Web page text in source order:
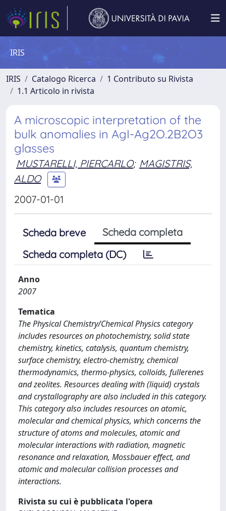
IRIS
IRIS Catalogo Ricerca
1 Contributo su Rivista
1.1 Articolo in rivista
A microscopic interpretation of the
bulk anomalies in AgI-Ag2O.2B2O3
glasses
MUSTARELLI, PIERCARLO; MAGISTRIS,
ALDO
2007-01-01
Scheda breve
Scheda completa
Scheda completa (DC)
Anno
2007
Tematica
The Physical Chemistry/Chemical Physics category
includes resources on photochemistry, solid state
chemistry, kinetics, catalysis, quantum chemistry,
surface chemistry, electro-chemistry, chemical
thermodynamics, thermo-physics, colloids, fullerenes
and zeolites. Resources dealing with (liquid) crystals
and crystallography are also included in this category.
This category also includes resources on atomic,
molecular and chemical physics, which concerns the
structure of atoms and molecules, atomic and
molecular interactions with radiation, magnetic
resonance and relaxation, Mossbauer effect, and
atomic and molecular collision processes and
interactions.
Rivista su cui è pubblicata l'opera